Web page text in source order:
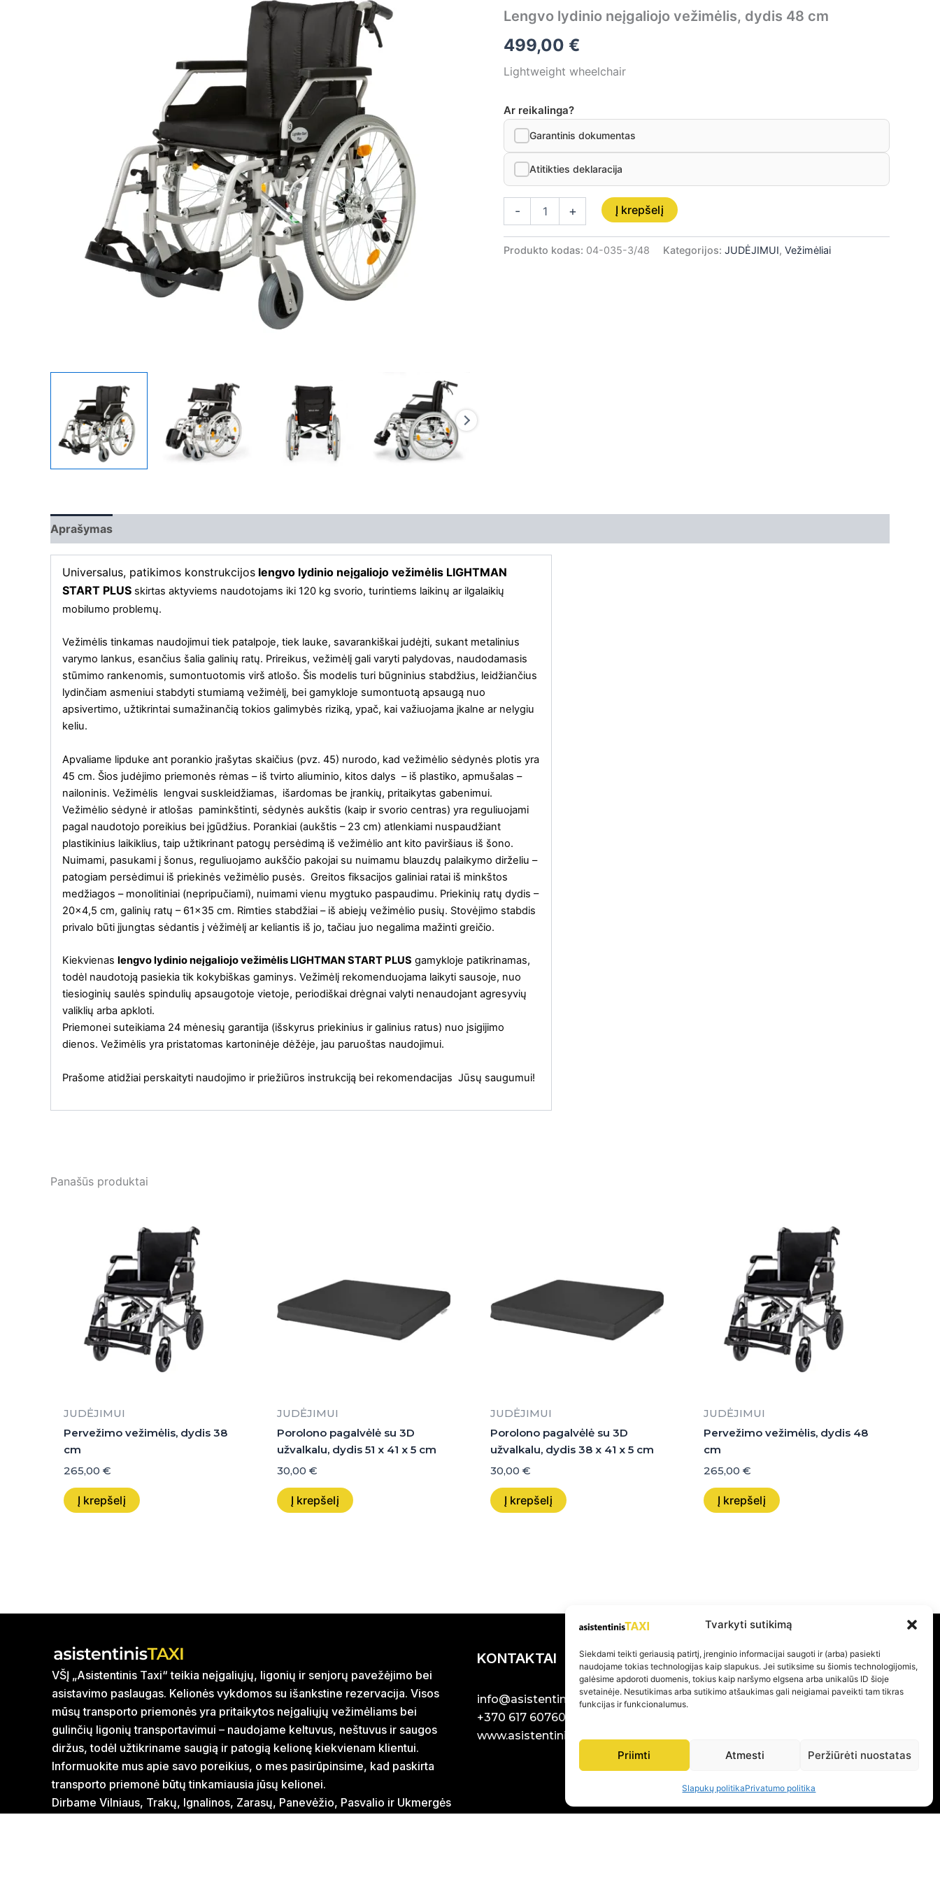
Tvarkyti sutikimą
Siekdami teikti geriausią patirtį, įrenginio informacijai saugoti ir (arba) pasiekti
naudojame tokias technologijas kaip slapukus. Jei sutiksime su šiomis technologijomis,
galėsime apdoroti duomenis, tokius kaip naršymo elgsena arba unikalūs ID šioje
svetainėje. Nesutikimas arba sutikimo atšaukimas gali neigiamai paveikti tam tikras
funkcijas ir funkcionalumus.
Priimti Atmesti Peržiūrėti nuostatas
Slapukų politikaPrivatumo politika
Lengvo lydinio neįgaliojo vežimėlis, dydis 48 cm
499,00 €
Lightweight wheelchair
Ar reikalinga?
Garantinis dokumentas
Atitikties deklaracija
-
vežimėlis,
48
+ Į krepšelį
Produkto kodas: 04-035-3/48 Kategorijos: JUDĖJIMUI, Vežimėliai
Aprašymas
Universalus, patikimos konstrukcijos lengvo lydinio neįgaliojo vežimėlis LIGHTMAN
START PLUS skirtas aktyviems naudotojams iki 120 kg svorio, turintiems laikinų ar ilgalaikių
mobilumo problemų.
Vežimėlis tinkamas naudojimui tiek patalpoje, tiek lauke, savarankiškai judėjti, sukant metalinius
varymo lankus, esančius šalia galinių ratų. Prireikus, vežimėlį gali varyti palydovas, naudodamasis
stūmimo rankenomis, sumontuotomis virš atlošo. Šis modelis turi būgninius stabdžius, leidžiančius
lydinčiam asmeniui stabdyti stumiamą vežimėlį, bei gamykloje sumontuotą apsaugą nuo
apsivertimo, užtikrintai sumažinančią tokios galimybės riziką, ypač, kai važiuojama įkalne ar nelygiu
keliu.
Apvaliame lipduke ant porankio įrašytas skaičius (pvz. 45) nurodo, kad vežimėlio sėdynės plotis yra
45 cm. Šios judėjimo priemonės rėmas – iš tvirto aliuminio, kitos dalys – iš plastiko, apmušalas –
nailoninis. Vežimėlis lengvai suskleidžiamas, išardomas be įrankių, pritaikytas gabenimui.
Vežimėlio sėdynė ir atlošas paminkštinti, sėdynės aukštis (kaip ir svorio centras) yra reguliuojami
pagal naudotojo poreikius bei įgūdžius. Porankiai (aukštis – 23 cm) atlenkiami nuspaudžiant
plastikinius laikiklius, taip užtikrinant patogų persėdimą iš vežimėlio ant kito paviršiaus iš šono.
Nuimami, pasukami į šonus, reguliuojamo aukščio pakojai su nuimamu blauzdų palaikymo dirželiu –
patogiam persėdimui iš priekinės vežimėlio pusės. Greitos fiksacijos galiniai ratai iš minkštos
medžiagos – monolitiniai (nepripučiami), nuimami vienu mygtuko paspaudimu. Priekinių ratų dydis –
20×4,5 cm, galinių ratų – 61×35 cm. Rimties stabdžiai – iš abiejų vežimėlio pusių. Stovėjimo stabdis
privalo būti įjungtas sėdantis į vėžimėlį ar keliantis iš jo, tačiau juo negalima mažinti greičio.
Kiekvienas lengvo lydinio neįgaliojo vežimėlis LIGHTMAN START PLUS gamykloje patikrinamas,
todėl naudotoją pasiekia tik kokybiškas gaminys. Vežimėlį rekomenduojama laikyti sausoje, nuo
tiesioginių saulės spindulių apsaugotoje vietoje, periodiškai drėgnai valyti nenaudojant agresyvių
valiklių arba apkloti.
Priemonei suteikiama 24 mėnesių garantija (išskyrus priekinius ir galinius ratus) nuo įsigijimo
dienos. Vežimėlis yra pristatomas kartoninėje dėžėje, jau paruoštas naudojimui.
Prašome atidžiai perskaityti naudojimo ir priežiūros instrukciją bei rekomendacijas Jūsų saugumui!
Panašūs produktai
JUDĖJIMUI
Pervežimo vežimėlis, dydis 38
cm
265,00€
Į krepšelį
JUDĖJIMUI
Porolono pagalvėlė su 3D
užvalkalu, dydis 51 x 41 x 5 cm
30,00€
Į krepšelį
JUDĖJIMUI
Porolono pagalvėlė su 3D
užvalkalu, dydis 38 x 41 x 5 cm
30,00€
Į krepšelį
JUDĖJIMUI
Pervežimo vežimėlis, dydis 48
cm
265,00€
Į krepšelį
VŠĮ „Asistentinis Taxi“ teikia neįgaliųjų, ligonių ir senjorų pavežėjimo bei
asistavimo paslaugas. Kelionės vykdomos su išankstine rezervacija. Visos
mūsų transporto priemonės yra pritaikytos neįgaliųjų vežimėliams bei
gulinčių ligonių transportavimui – naudojame keltuvus, neštuvus ir saugos
diržus, todėl užtikriname saugią ir patogią kelionę kiekvienam klientui.
Informuokite mus apie savo poreikius, o mes pasirūpinsime, kad paskirta
transporto priemonė būtų tinkamiausia jūsų kelionei.
Dirbame Vilniaus, Trakų, Ignalinos, Zarasų, Panevėžio, Pasvalio ir Ukmergės
KONTAKTAI PAGALBA
info@asistentinistaxi.lt
+370 617 60760
www.asistentinistaxi.lt
Privatumo politika